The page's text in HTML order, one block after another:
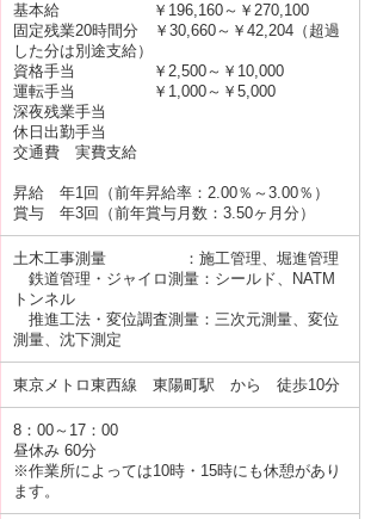
基本給 ￥196,160～￥270,100
固定残業20時間分 ￥30,660～￥42,204（超過
した分は別途支給）
資格手当 ￥2,500～￥10,000
運転手当 ￥1,000～￥5,000
深夜残業手当
休日出勤手当
交通費 実費支給
昇給 年1回（前年昇給率：2.00％～3.00％）
賞与 年3回（前年賞与月数：3.50ヶ月分）
土木工事測量 ：施工管理、堀進管理
鉄道管理・ジャイロ測量：シールド、NATM
トンネル
推進工法・変位調査測量：三次元測量、変位
測量、沈下測定
東京メトロ東西線 東陽町駅 から 徒歩10分
8：00～17：00
昼休み 60分
※作業所によっては10時・15時にも休憩があり
ます。